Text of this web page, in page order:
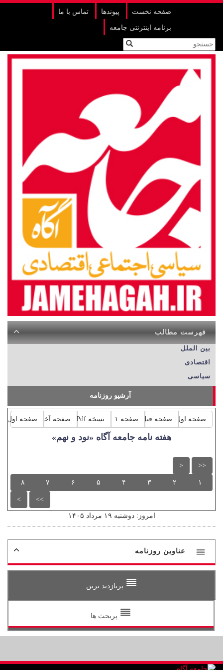
صفحه نخست پیوندها تماس با ما
برنامه اینترنتی جامعه
فهرست مطالب
بین الملل
اقتصادی
سیاسی
آرشیو روزنامه
صفحه اول صفحه قبل صفحه ۱ نسخه Pdf صفحه آخر صفحه اول
هفته نامه جامعه آگاه «نود و نهم»
<<
<
۱ ۲ ۳ ۴ ۵ ۶ ۷ ۸
>>
>
امروز: دوشنبه ۱۹ مرداد ۱۴۰۵
عناوین روزنامه
پربازدید ترین
پربحث ها